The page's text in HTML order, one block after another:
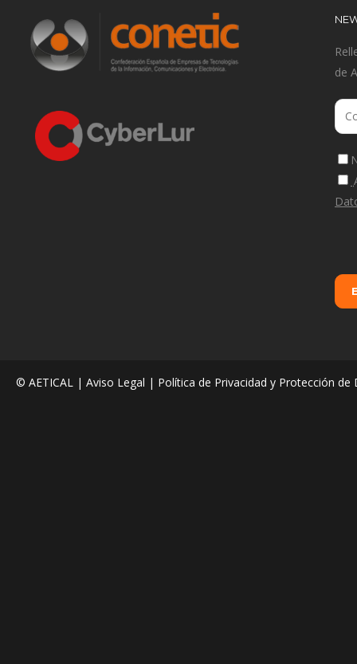
de
© AETICAL | Aviso Legal | Política de Privacidad y Protección de